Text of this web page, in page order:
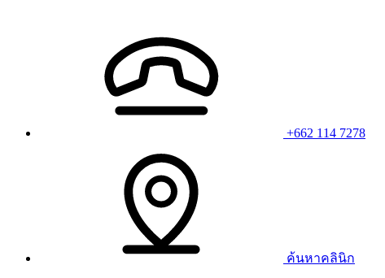
+662 114 7278
ค้นหาคลินิก